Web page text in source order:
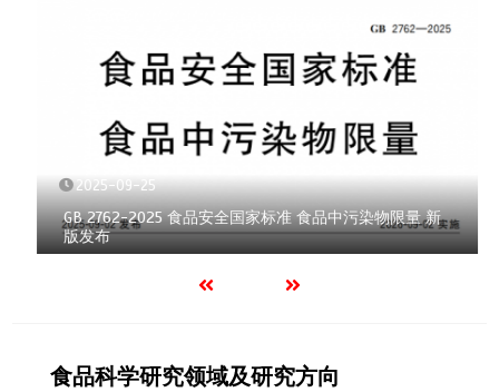
2025-09-25
GB 2762-2025 食品安全国家标准 食品中污染物限量 新
版发布
食品科学研究领域及研究方向